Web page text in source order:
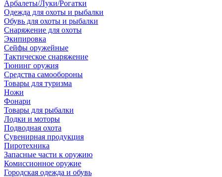
Арбалеты/Луки/Рогатки
Одежда для охоты и рыбалки
Обувь для охоты и рыбалки
Снаряжение для охоты
Экипировка
Сейфы оружейные
Тактическое снаряжение
Тюнинг оружия
Средства самообороны
Товары для туризма
Ножи
Фонари
Товары для рыбалки
Лодки и моторы
Подводная охота
Сувенирная продукция
Пиротехника
Запасные части к оружию
Комиссионное оружие
Городская одежда и обувь